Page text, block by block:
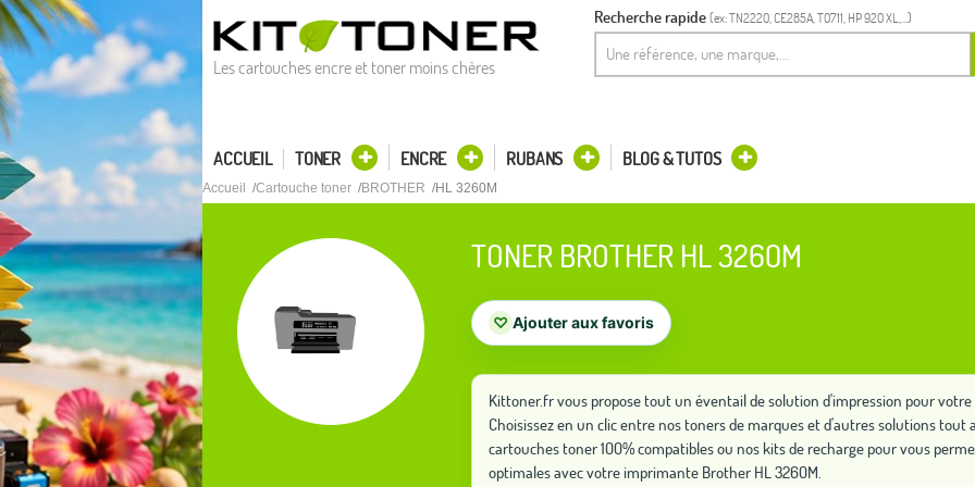
Les cartouches encre et toner moins chères
Recherche rapide (ex: TN2220, CE285A, T0711, HP 920 XL,...)
ACCUEIL TONER ENCRE RUBANS BLOG & TUTOS
Accueil Cartouche toner BROTHER HL 3260M
TONER BROTHER HL 3260M
♡ Ajouter aux favoris
Kittoner.fr vous propose tout un éventail de solution d'impression pour
Choisissez en un clic entre nos toners de marques et d'autres solutions
cartouches toner 100% compatibles ou nos kits de recharge pour vous
optimales avec votre imprimante Brother HL 3260M.